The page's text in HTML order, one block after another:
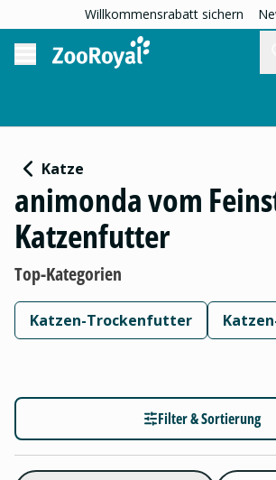
Willkommensrabatt sichern
Katze
animonda vom
Katzenfutter
Top-Kategorien
Katzen-Trockenfutter
Filter & Sortierung